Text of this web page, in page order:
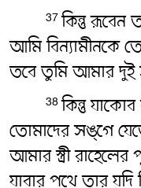
37কিন্তু রূবেন
আমি বিন্যামীনকে
তবে তুমি আমার দুই
38কিন্তু
তোমাদের সঙ্গে
আমার স্ত্রী রাহেলের
যাবার পথে তার